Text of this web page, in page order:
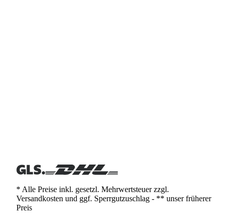
* Alle Preise inkl. gesetzl. Mehrwertsteuer zzgl.
Versandkosten und ggf. Sperrgutzuschlag - ** unser früherer
Preis